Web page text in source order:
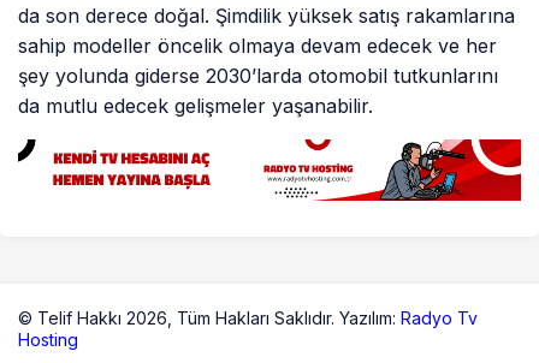
da son derece doğal. Şimdilik yüksek satış rakamlarına
sahip modeller öncelik olmaya devam edecek ve her
şey yolunda giderse 2030’larda otomobil tutkunlarını
da mutlu edecek gelişmeler yaşanabilir.
© Telif Hakkı 2026, Tüm Hakları Saklıdır. Yazılım: Radyo Tv
Hosting